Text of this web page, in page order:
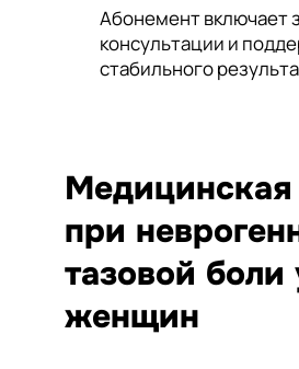
Абонемент включает
консультации и
стабильного
Медицинская
при
тазовой боли
женщин